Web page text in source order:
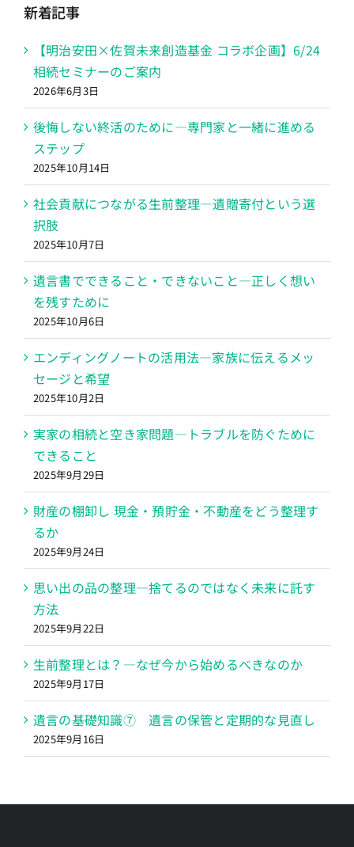
新着記事
【明治安田×佐賀未来創造基金 コラボ企画】6/24
相続セミナーのご案内
2026年6月3日
後悔しない終活のために―専門家と一緒に進める
ステップ
2025年10月14日
社会貢献につながる生前整理―遺贈寄付という選
択肢
2025年10月7日
遺言書でできること・できないこと―正しく想い
を残すために
2025年10月6日
エンディングノートの活用法―家族に伝えるメッ
セージと希望
2025年10月2日
実家の相続と空き家問題―トラブルを防ぐために
できること
2025年9月29日
財産の棚卸し 現金・預貯金・不動産をどう整理す
るか
2025年9月24日
思い出の品の整理―捨てるのではなく未来に託す
方法
2025年9月22日
生前整理とは？―なぜ今から始めるべきなのか
2025年9月17日
遺言の基礎知識⑦ 遺言の保管と定期的な見直し
2025年9月16日